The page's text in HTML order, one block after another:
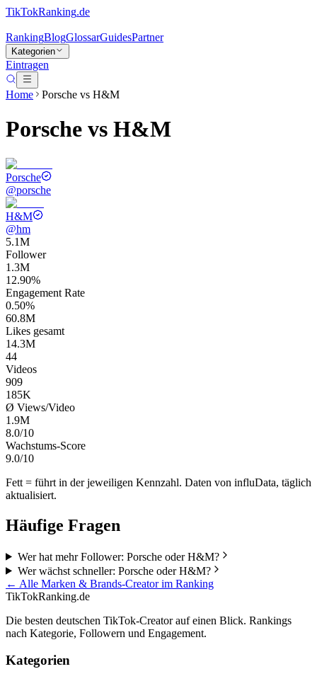
TikTokRanking.de
RankingBlogGlossarGuidesPartner
Kategorien
Eintragen
Home Porsche vs H&M
Porsche vs H&M
Porsche
@porsche
H&M
@hm
5.1M
Follower
1.3M
12.90%
Engagement Rate
0.50%
60.8M
Likes gesamt
14.3M
44
Videos
909
185K
Ø Views/Video
1.9M
8.0/10
Wachstums-Score
9.0/10
Fett = führt in der jeweiligen Kennzahl. Daten von influData, täglich
aktualisiert.
Häufige Fragen
Wer hat mehr Follower: Porsche oder H&M?
Wer wächst schneller: Porsche oder H&M?
← Alle Marken & Brands-Creator im Ranking
TikTokRanking.de
Die besten deutschen TikTok-Creator auf einen Blick. Rankings
nach Kategorie, Followern und Engagement.
Kategorien